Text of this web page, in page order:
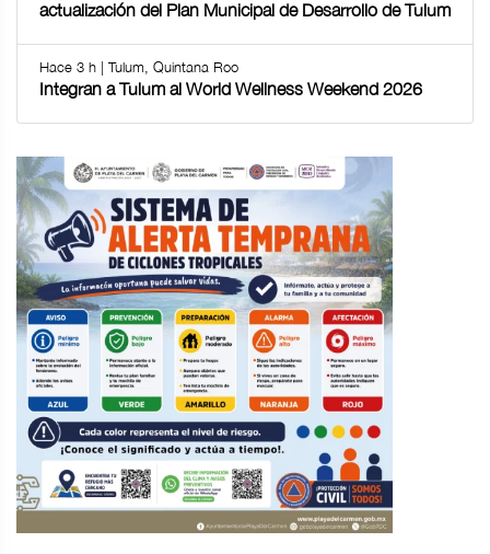
actualización del Plan Municipal de Desarrollo de Tulum
Hace 3 h | Tulum, Quintana Roo
Integran a Tulum al World Wellness Weekend 2026